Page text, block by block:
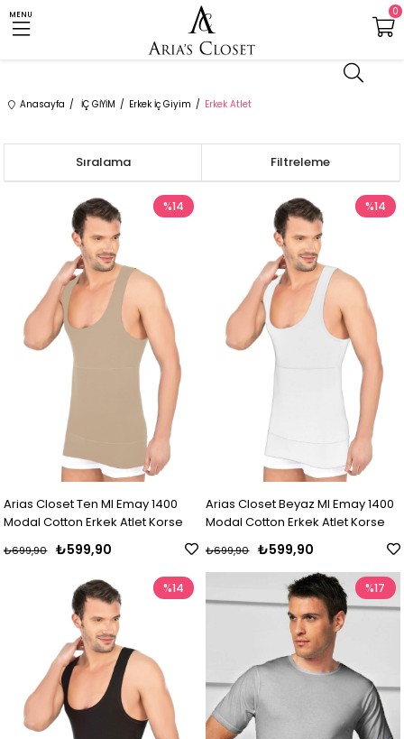
MENU 0
Anasayfa İÇ GİYİM Erkek İç Giyim Erkek Atlet
Filtreleme
Sıralama
Arias Closet Ten MI Emay 1400
Modal Cotton Erkek Atlet Korse
₺599,90
₺699,90
%14
Arias Closet Beyaz MI Emay 1400
Modal Cotton Erkek Atlet Korse
₺599,90
₺699,90
%14
%14 %17